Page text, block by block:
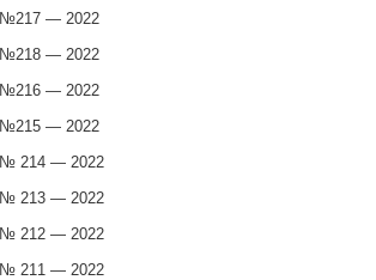
№217 — 2022
№218 — 2022
№216 — 2022
№215 — 2022
№ 214 — 2022
№ 213 — 2022
№ 212 — 2022
№ 211 — 2022